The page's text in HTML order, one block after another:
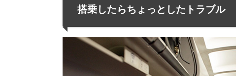
搭乗したらちょっとしたトラブル